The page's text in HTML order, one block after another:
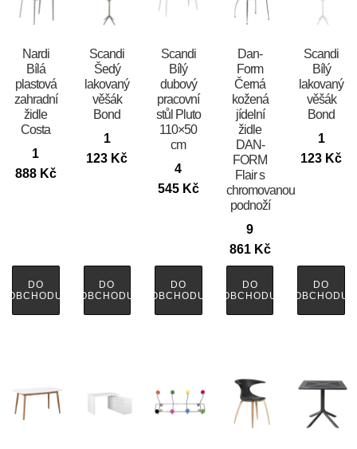
Nardi
Bílá
plastová
zahradní
židle
Costa
1
888 Kč
DO
OBCHODU
Scandi
Šedý
lakovaný
věšák
Bond
1
123 Kč
DO
OBCHODU
Scandi
Bílý
dubový
pracovní
stůl Pluto
110×50
cm
4
545 Kč
DO
OBCHODU
​​​​​Dan-
Form
Černá
kožená
jídelní
židle
DAN-
FORM
Flair s
chromovanou
podnoží
9
861 Kč
DO
OBCHODU
Scandi
Bílý
lakovaný
věšák
Bond
1
123 Kč
DO
OBCHODU